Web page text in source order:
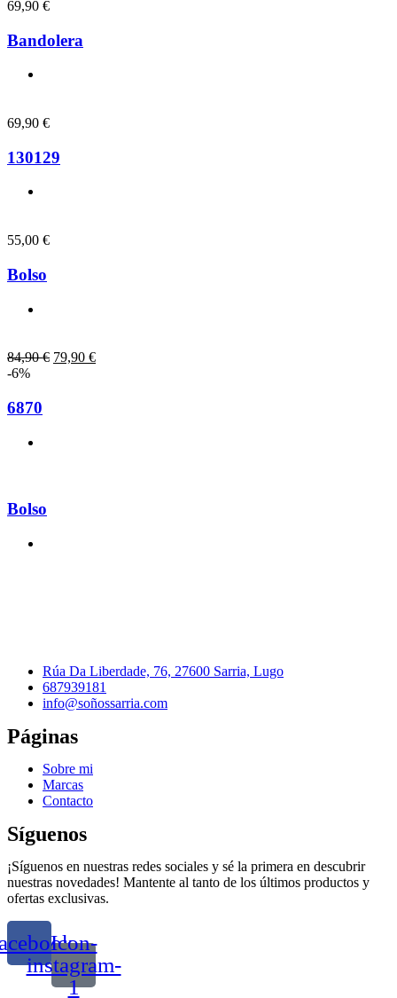
69,90 €
Bandolera
69,90 €
130129
55,00 €
Bolso
84,90€ 79,90 €
-6%
6870
Bolso
Rúa Da Liberdade, 76, 27600 Sarria, Lugo
687939181
info@soñossarria.com
Páginas
Sobre mi
Marcas
Contacto
Síguenos
¡Síguenos en nuestras redes sociales y sé la primera en descubrir
nuestras novedades! Mantente al tanto de los últimos productos y
ofertas exclusivas.
Icon-
instagram-
1